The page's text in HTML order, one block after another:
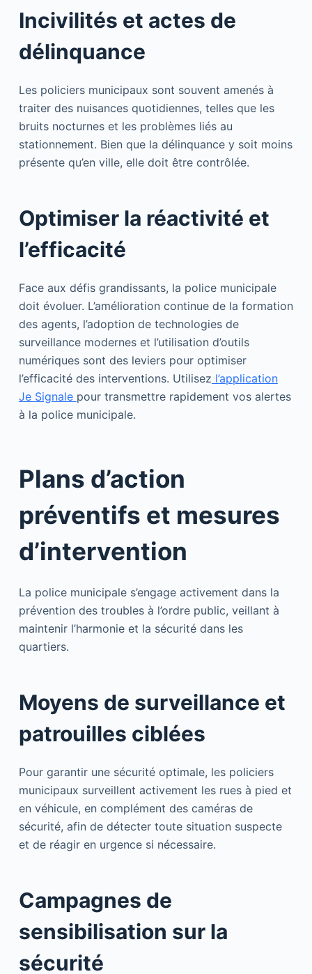
Incivilités et actes de
délinquance
Les policiers municipaux sont souvent amenés à
traiter des nuisances quotidiennes, telles que les
bruits nocturnes et les problèmes liés au
stationnement. Bien que la délinquance y soit moins
présente qu’en ville, elle doit être contrôlée.
Optimiser la réactivité et
l’efficacité
Face aux défis grandissants, la police municipale
doit évoluer. L’amélioration continue de la formation
des agents, l’adoption de technologies de
surveillance modernes et l’utilisation d’outils
numériques sont des leviers pour optimiser
l’efficacité des interventions. Utilisez l’application
Je Signale pour transmettre rapidement vos alertes
à la police municipale.
Plans d’action
préventifs et mesures
d’intervention
La police municipale s’engage activement dans la
prévention des troubles à l’ordre public, veillant à
maintenir l’harmonie et la sécurité dans les
quartiers.
Moyens de surveillance et
patrouilles ciblées
Pour garantir une sécurité optimale, les policiers
municipaux surveillent activement les rues à pied et
en véhicule, en complément des caméras de
sécurité, afin de détecter toute situation suspecte
et de réagir en urgence si nécessaire.
Campagnes de
sensibilisation sur la
sécurité